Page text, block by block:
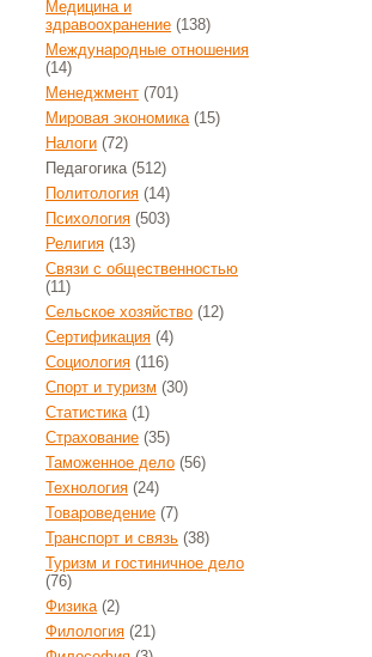
Медицина и
здравоохранение (138)
Международные отношения
(14)
Менеджмент (701)
Мировая экономика(15)
Налоги (72)
Педагогика(512)
Политология (14)
Психология (503)
Религия (13)
Связи с общественностью
(11)
Сельское хозяйство (12)
Сертификация (4)
Социология (116)
Спорт и туризм (30)
Статистика(1)
Страхование (35)
Таможенное дело (56)
Технология (24)
Товароведение (7)
Транспорт и связь (38)
Туризм и гостиничное дело
(76)
Физика(2)
Филология (21)